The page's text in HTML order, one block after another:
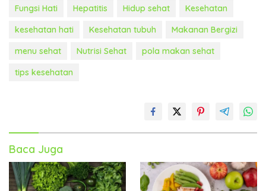
Fungsi Hati Hepatitis Hidup sehat
Kesehatan
kesehatan hati
Kesehatan tubuh
Makanan Bergizi
menu sehat
Nutrisi Sehat
pola makan sehat
tips kesehatan
Baca Juga